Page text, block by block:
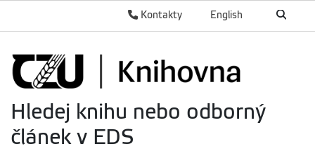
English
Kontakty
Hledej knihu nebo odborný
článek v EDS